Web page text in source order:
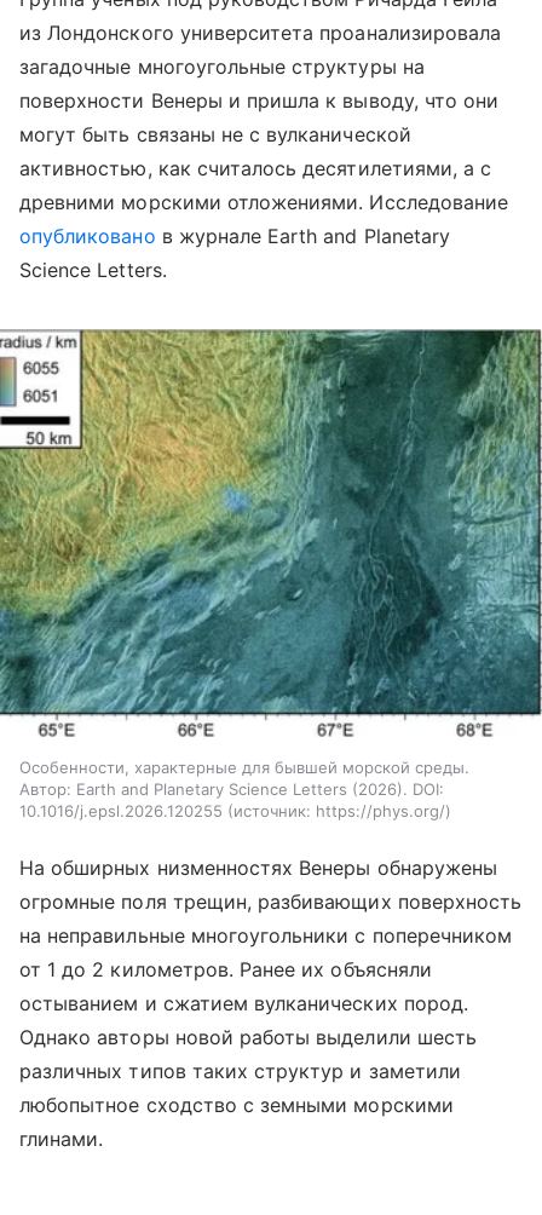
из Лондонского университета проанализировала
загадочные многоугольные структуры на
поверхности Венеры и пришла к выводу, что они
могут быть связаны не с вулканической
активностью, как считалось десятилетиями, а с
древними морскими отложениями. Исследование
опубликовано в журнале Earth and Planetary
Science Letters.
Особенности, характерные для бывшей морской среды.
Автор: Earth and Planetary Science Letters (2026). DOI:
10.1016/j.epsl.2026.120255
источник: https://phys.org/
На обширных низменностях Венеры обнаружены
огромные поля трещин, разбивающих поверхность
на неправильные многоугольники с поперечником
от 1 до 2 километров. Ранее их объясняли
остыванием и сжатием вулканических пород.
Однако авторы новой работы выделили шесть
различных типов таких структур и заметили
любопытное сходство с земными морскими
глинами.